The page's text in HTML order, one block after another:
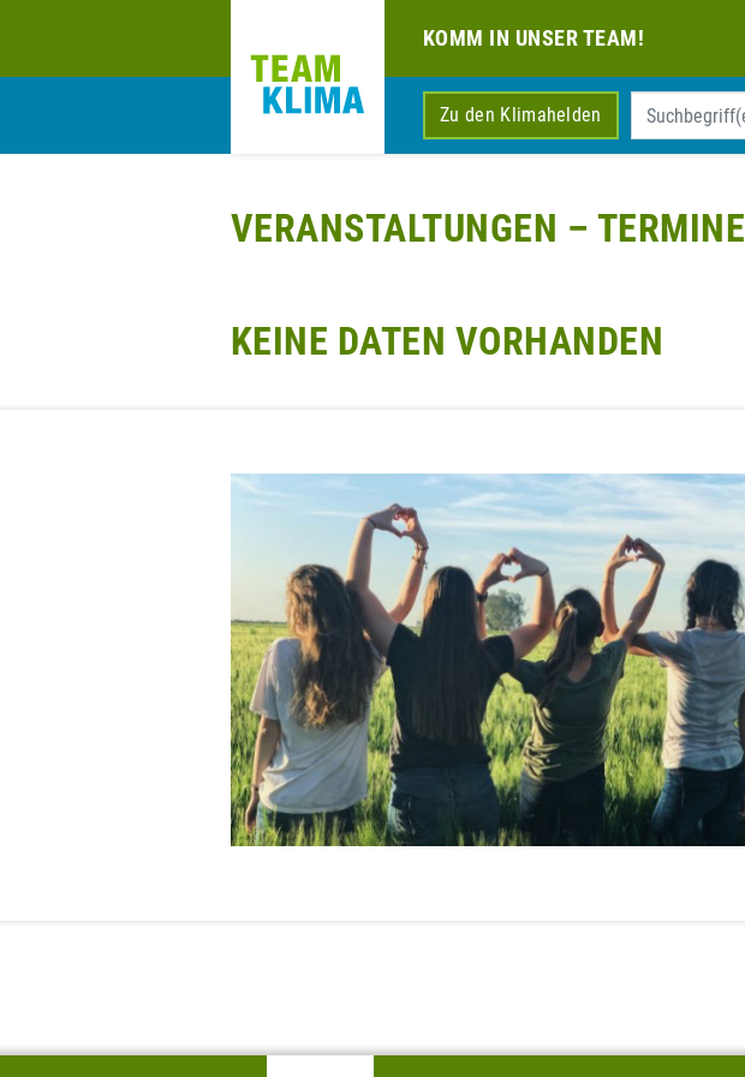
KOMM IN UNSER TEAM!
Zu den Klimahelden
VERANSTALTUNGEN – TERMINE
KEINE DATEN VORHANDEN